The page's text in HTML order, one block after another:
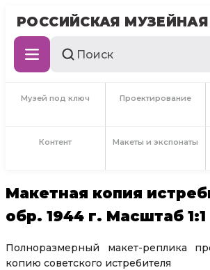
РОССИЙСКАЯ
Музей под ключ Проектирование
Контент Макеты и экспонаты
Макетная копия
обр. 1944 г. Масштаб 1:1
Полноразмерный макет-реплика
копию советского истребителя